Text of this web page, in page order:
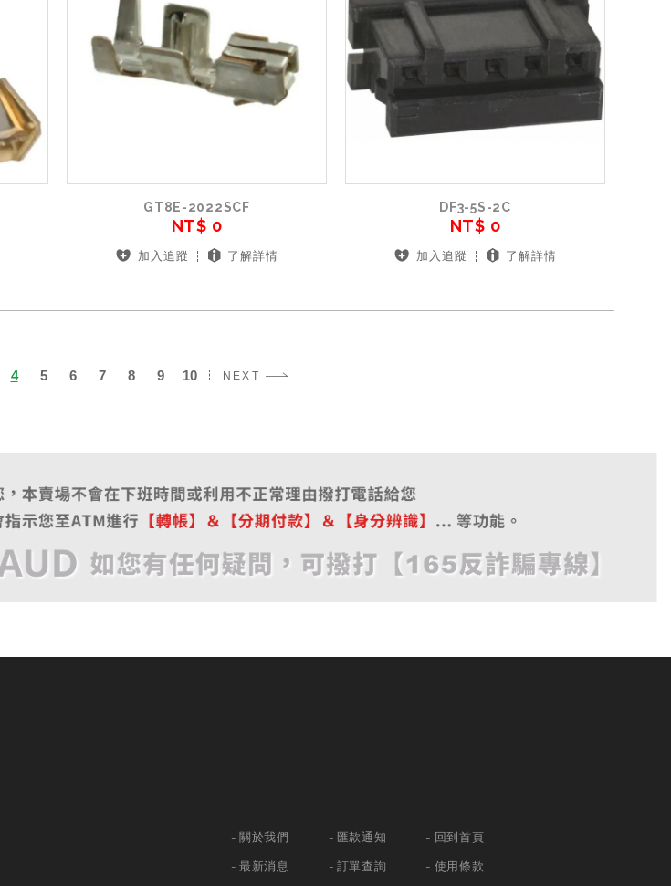
GT8E-2022SCF
NT$ 0
加入追蹤 了解詳情
DF3-5S-2C
NT$ 0
加入追蹤 了解詳情
4 5 6 7 8 9 10 NEXT
關於我們
最新消息
匯款通知
訂單查詢
回到首頁
使用條款